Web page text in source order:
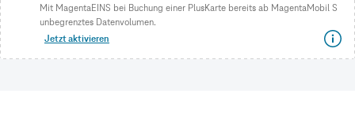
Mit MagentaEINS bei Buchung einer PlusKarte bereits ab MagentaMobil S
unbegrenztes Datenvolumen.
Jetzt aktivieren